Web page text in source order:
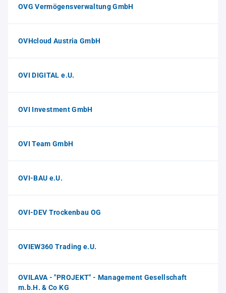
OVG Vermögensverwaltung GmbH
OVHcloud Austria GmbH
OVI DIGITAL e.U.
OVI Investment GmbH
OVI Team GmbH
OVI-BAU e.U.
OVI-DEV Trockenbau OG
OVIEW360 Trading e.U.
OVILAVA - "PROJEKT" - Management Gesellschaft
m.b.H. & Co KG